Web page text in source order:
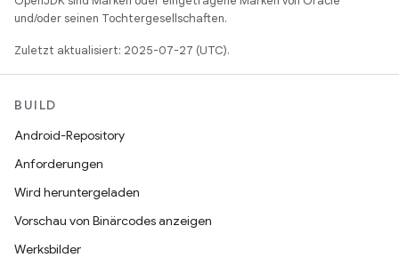
und/oder seinen Tochtergesellschaften.
Zuletzt aktualisiert: 2025-07-27 (UTC).
BUILD
Android-Repository
Anforderungen
Wird heruntergeladen
Vorschau von Binärcodes anzeigen
Werksbilder